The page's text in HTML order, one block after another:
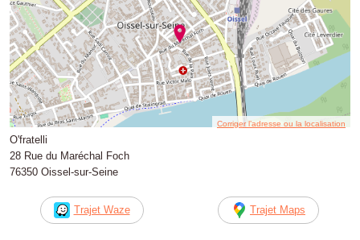
Corriger l’adresse ou la localisation
O'fratelli
28 Rue du Maréchal Foch
76350 Oissel-sur-Seine
Trajet Waze Trajet Maps